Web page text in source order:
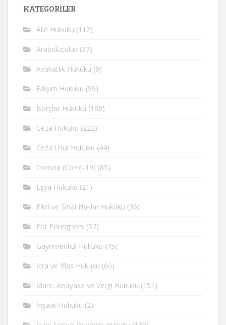
KATEGORİLER
Aile Hukuku (112)
Arabuluculuk (37)
Avukatlık Hukuku (9)
Bilişim Hukuku (99)
Borçlar Hukuku (160)
Ceza Hukuku (222)
Ceza Usul Hukuku (44)
Corona (Covid-19) (85)
Eşya Hukuku (21)
Fikri ve Sinai Haklar Hukuku (36)
For Foreigners (57)
Gayrimenkul Hukuku (45)
İcra ve İflas Hukuku (60)
İdare, Anayasa ve Vergi Hukuku (151)
İnşaat Hukuku (2)